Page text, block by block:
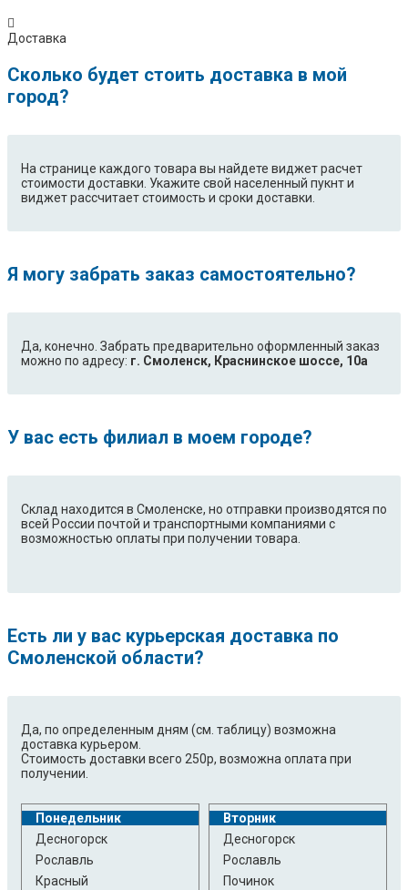
Доставка
Сколько будет стоить доставка в мой
город?
На странице каждого товара вы найдете виджет расчет
стоимости доставки. Укажите свой населенный пукнт и
виджет рассчитает стоимость и сроки доставки.
Я могу забрать заказ самостоятельно?
Да, конечно. Забрать предварительно оформленный заказ
можно по адресу: г. Смоленск, Краснинское шоссе, 10а
У вас есть филиал в моем городе?
Склад находится в Смоленске, но отправки производятся по
всей России почтой и транспортными компаниями с
возможностью оплаты при получении товара.
Есть ли у вас курьерская доставка по
Смоленской области?
Да, по определенным дням (см. таблицу) возможна
доставка курьером.
Стоимость доставки всего 250р, возможна оплата при
получении.
Понедельник
Десногорск
Рославль
Красный
Вторник
Десногорск
Рославль
Починок